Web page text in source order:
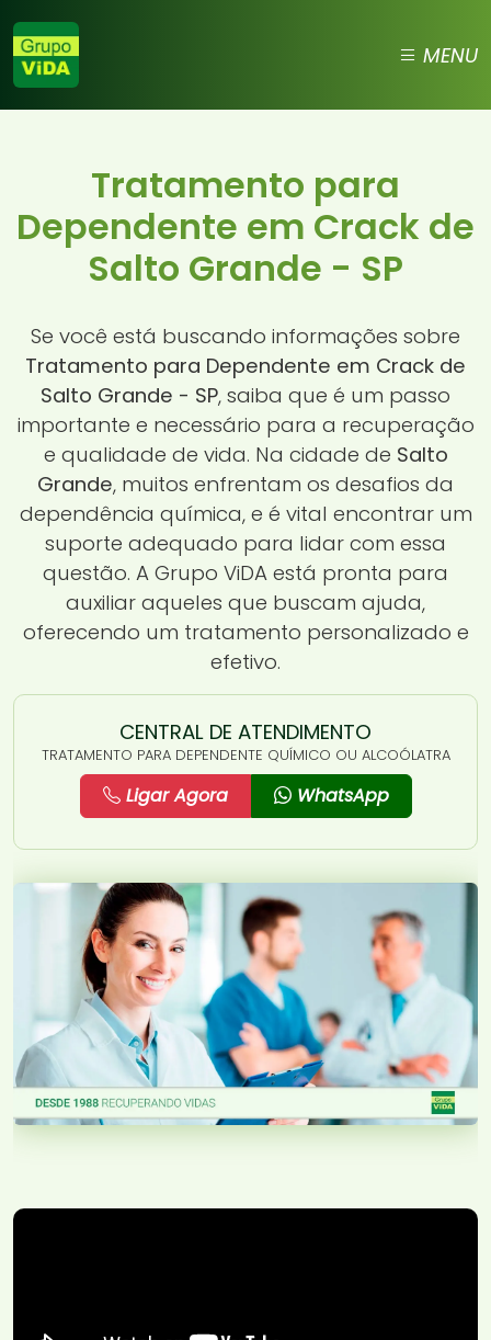
MENU
Tratamento para
Dependente em Crack de
Salto Grande - SP
Se você está buscando informações sobre
Tratamento para Dependente em Crack de
Salto Grande - SP, saiba que é um passo
importante e necessário para a recuperação
e qualidade de vida. Na cidade de Salto
Grande, muitos enfrentam os desafios da
dependência química, e é vital encontrar um
suporte adequado para lidar com essa
questão. A Grupo ViDA está pronta para
auxiliar aqueles que buscam ajuda,
oferecendo um tratamento personalizado e
efetivo.
CENTRAL DE ATENDIMENTO
TRATAMENTO PARA DEPENDENTE QUÍMICO OU ALCOÓLATRA
Ligar Agora WhatsApp